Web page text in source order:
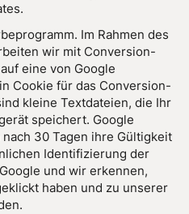
Im Rahmen des
wir mit Conversion-
eine von Google
Cookie für das Conversion-
kleine Textdateien, die Ihr
speichert. Google
30 Tagen ihre Gültigkeit
Identifizierung der
und wir erkennen,
haben und zu unserer